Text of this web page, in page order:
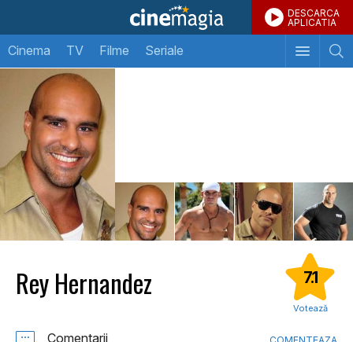
DESCARCA
APLICATIA
Cinema TV Filme Seriale
Rey Hernandez 7.1
Votează
Comentarii